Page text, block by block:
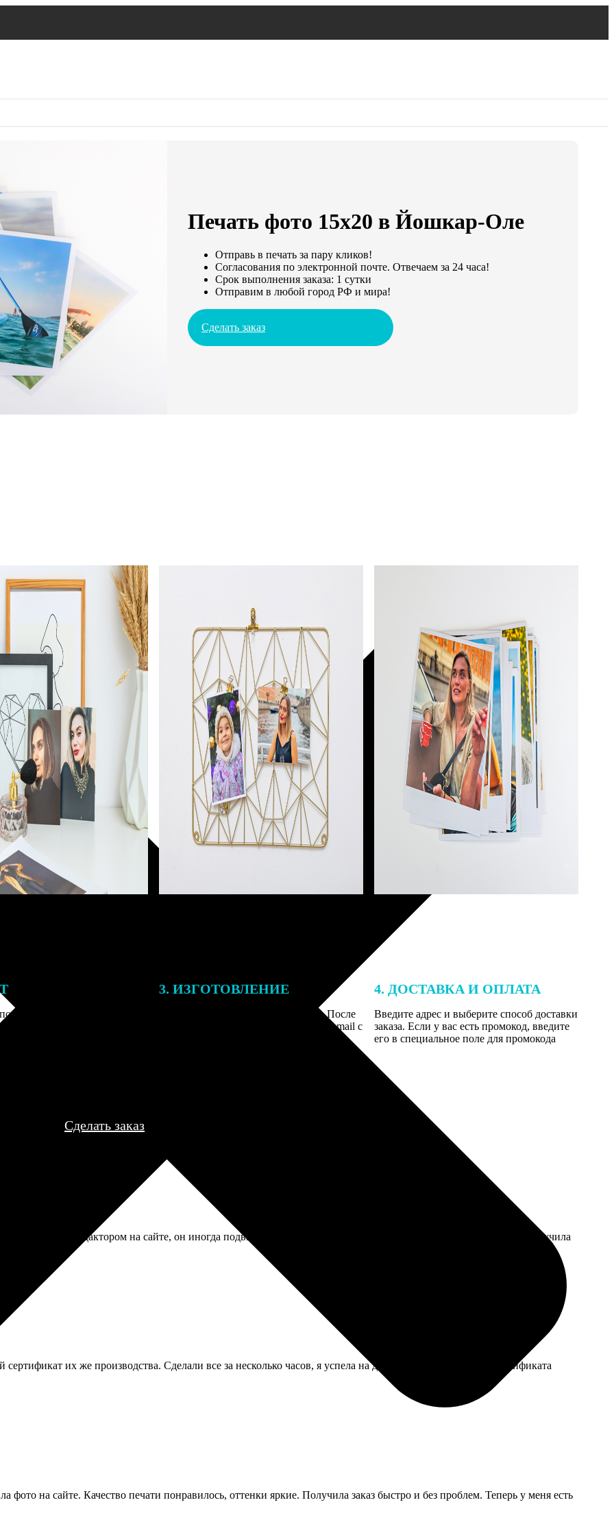
Печать фото 15х20 в Йошкар-Оле
Отправь в печать за пару кликов!
Согласования по электронной почте. Отвечаем за 24 часа!
Срок выполнения заказа: 1 сутки
Отправим в любой город РФ и мира!
Сделать заказ
заказа к печати
могут связаться с Вами
телефону или email для
деталей.
3. ИЗГОТОВЛЕНИЕ
Оплатите заказ банковской картой. После
оплаты получите подтверждение на email с
описанием заказа. Когда отправим заказ
4. ДОСТАВКА И ОПЛАТА
Введите адрес и выберите способ доставки
заказа. Если у вас есть промокод, введите
его в специальное поле для промокода
Сделать заказ
с редактором на сайте, он иногда подвисал. Но результат того стоил, мама аж расплакалась, когда получила
их же производства. Сделали все за несколько часов, я успела на день рождения. Качество сертификата
фото на сайте. Качество печати понравилось, оттенки яркие. Получила заказ быстро и без проблем. Теперь у меня есть